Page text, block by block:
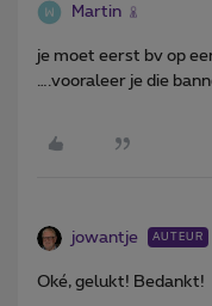
Martin
je moet eerst bv op
….vooraleer je die
jowantje AUTEUR
Oké, gelukt! Bedankt!